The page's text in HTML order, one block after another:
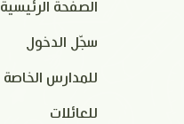
الصفحة الرئيسية
سجّل الدخول
للمدارس الخاصة
للعائلات